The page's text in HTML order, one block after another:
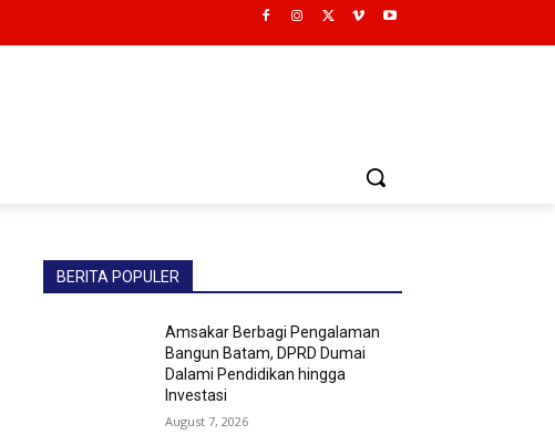
BERITA POPULER
Amsakar Berbagi Pengalaman
Bangun Batam, DPRD Dumai
Dalami Pendidikan hingga
Investasi
August 7, 2026